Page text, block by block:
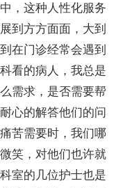
，这种人性化服务
到方方面面，大到
在门诊经常会遇到
看的病人，我总是
需求，是否需要帮
心的解答他们的问
苦需要时，我们哪
笑，对他们也许就
室的几位护士也是